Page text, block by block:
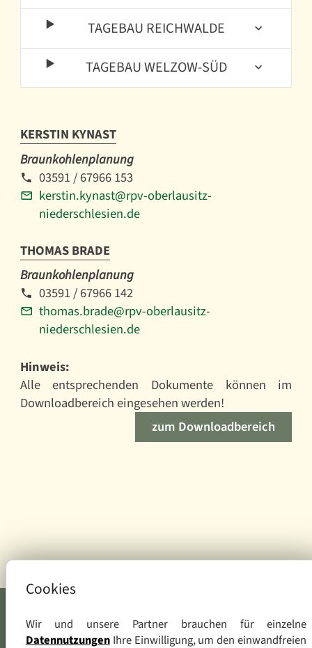
TAGEBAU REICHWALDE
TAGEBAU WELZOW-SÜD
KERSTIN KYNAST
Braunkohlenplanung
03591 / 67966 153
kerstin.kynast@rpv-oberlausitz-
niederschlesien.de
THOMAS BRADE
Braunkohlenplanung
03591 / 67966 142
thomas.brade@rpv-oberlausitz-
niederschlesien.de
Hinweis:
Alle entsprechenden Dokumente können im
Downloadbereich eingesehen werden!
zum Downloadbereich
Cookies
Wir und unsere Partner brauchen für einzelne
DatennutzungenIhre Einwilligung, um den einwandfreien